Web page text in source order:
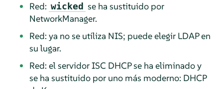
Red: wicked
se ha sustituido por
NetworkManager.
Red: ya no se utiliza NIS; puede elegir LDAP en
su lugar.
Red: el servidorISC DHCPse ha eliminado y
se ha sustituido por uno más moderno: DHCP